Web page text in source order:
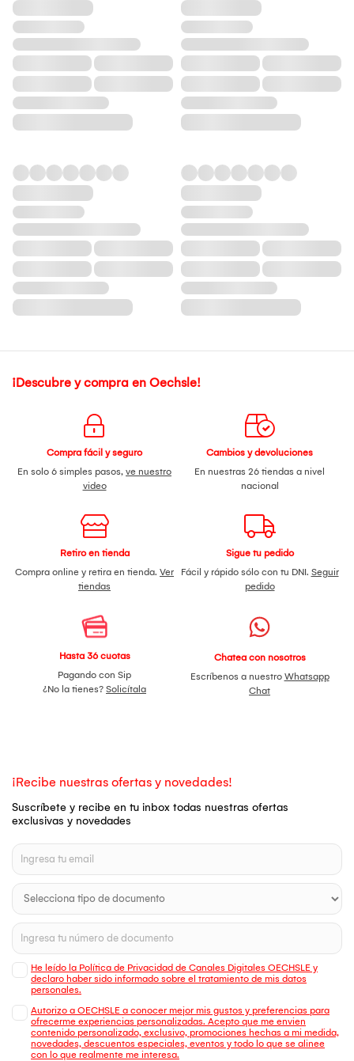
¡Descubre y compra en Oechsle!
Compra fácil y seguro
En solo 6 simples pasos, ve nuestro
video
Cambios y devoluciones
En nuestras 26 tiendas a nivel
nacional
Retiro en tienda
Compra online y retira en tienda. Ver
tiendas
Sigue tu pedido
Fácil y rápido sólo con tu DNI. Seguir
pedido
Hasta 36 cuotas
Pagando con Sip
¿No la tienes? Solicítala
Chatea con nosotros
Escríbenos a nuestro Whatsapp
Chat
¡Recibe nuestras ofertas y novedades!
Suscríbete y recibe en tu inbox todas nuestras ofertas
exclusivas y novedades
He leído la Política de Privacidad de Canales Digitales OECHSLE y
declaro haber sido informado sobre el tratamiento de mis datos
personales.
Autorizo a OECHSLE a conocer mejor mis gustos y preferencias para
ofrecerme experiencias personalizadas. Acepto que me envien
contenido personalizado, exclusivo, promociones hechas a mi medida,
novedades, descuentos especiales, eventos y todo lo que se alinee
con lo que realmente me interesa.